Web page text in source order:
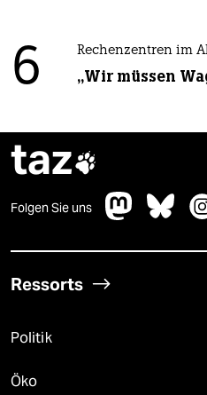
6 Rechenzentren im
„Wir müssen
taz
Folgen Sie uns
Ressorts
Politik
Öko